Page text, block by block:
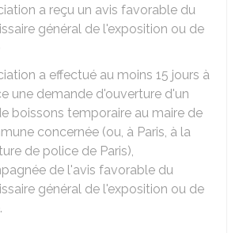
a reçu un avis favorable du
général de l'exposition ou de
a effectué au moins 15 jours à
une demande d'ouverture d'un
boissons temporaire au maire de
concernée (ou, à Paris, à la
de police de Paris),
de l'avis favorable du
général de l'exposition ou de